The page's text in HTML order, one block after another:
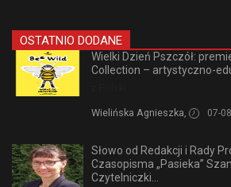
OSTATNIO DODANE
Wielki Dzień Pszczół:
Collection – artystyczno-
Wielińska Agnieszka, 07-
Słowo od Redakcji i Rady
Czasopisma „Pasieka”
Czytelniczki...